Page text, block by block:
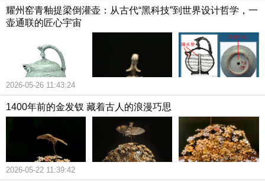
耀州窑青釉提梁倒灌壶：从古代“黑科技”到世界设计哲学，一
壶通联的匠心宇宙
2026-05-26 11:43:24
1400年前的金发钗 藏着古人的浪漫巧思
2026-05-22 11:39:42